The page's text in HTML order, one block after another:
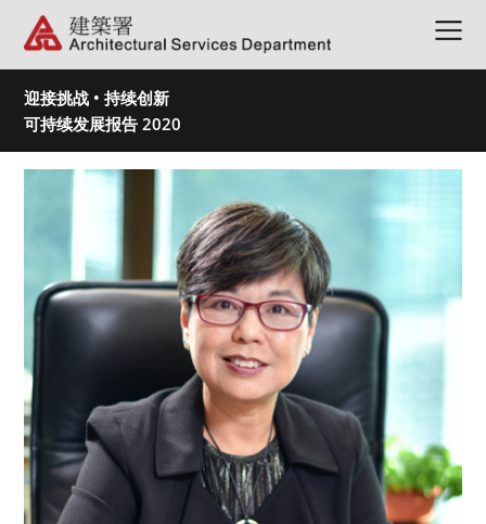
迎接挑战 • 持续创新
可持续发展报告 2020
下载此报告
Pamphlet
署长献辞
建筑署概览
奖项及成就
管理方针及持份者参与
建设绿色社区
时刻服务社会